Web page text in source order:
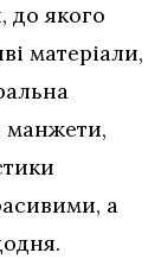
до якого
матеріали,
манжети,
а